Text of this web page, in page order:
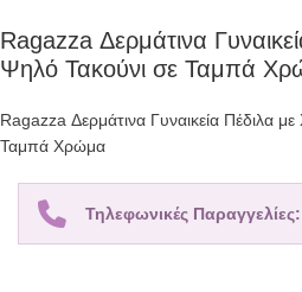
Ragazza Δερμάτινα
Ψηλό Τακούνι σε Ταμπά
Ragazza Δερμάτινα Γυναικεία Πέδιλα
Ταμπά Χρώμα
Τηλεφωνικές Παραγγελίες: